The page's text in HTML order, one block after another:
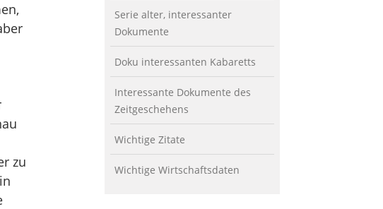
zu
Serie alter, interessanter
Dokumente
Doku interessanten Kabaretts
Interessante Dokumente des
Zeitgeschehens
Wichtige Zitate
Wichtige Wirtschaftsdaten